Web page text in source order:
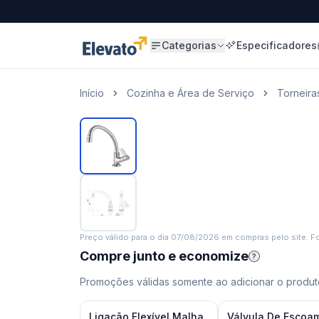
Categorias Especificadores
Início Cozinha e Área de Serviço
Preço válido para o dia 07/08/2026 em compras pelo site.
Compre junto e economize ?
Promoções válidas somente ao adicionar o
Ligação Flexível Malha Válvula De